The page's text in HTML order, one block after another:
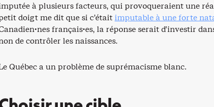
à plusieurs facteurs, qui provoqueraient une
doigt me dit que si c’étaitimputable à une forte
français·es, la réponse serait d’investir
de contrôler les naissances.
Québec a un problème de suprémacisme blanc.